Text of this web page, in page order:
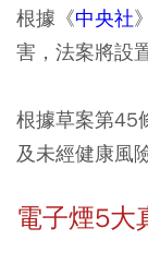
根據《中央社
害，法案將設
根據草案第45
及未經健康風
電子煙5大